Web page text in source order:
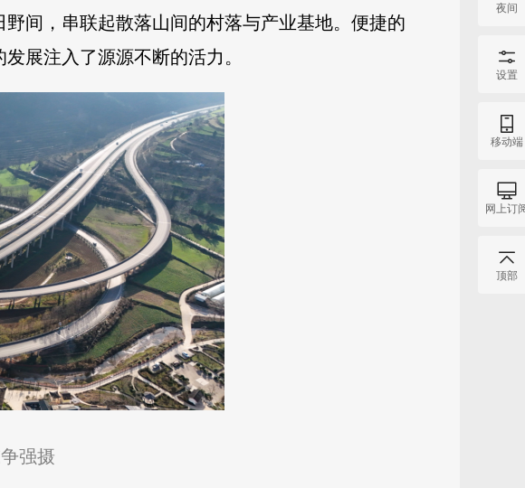
间，串联起散落山间的村落与产业基地。便捷的
展注入了源源不断的活力。
强摄
夜间
设置
移动端
网上订
顶部